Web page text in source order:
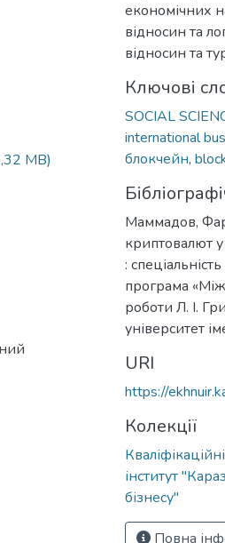
MB)
економічних
відносин та
відносин та
Ключові
SOCIAL
international
блокчейн,
Маммадов,
криптовалют
:
програма
роботи Л. І.
університет
URI
https://
Колекції
інститут
бізнесу"
Повна